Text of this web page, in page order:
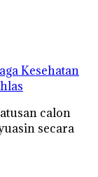
Kesehatan
calon
secara